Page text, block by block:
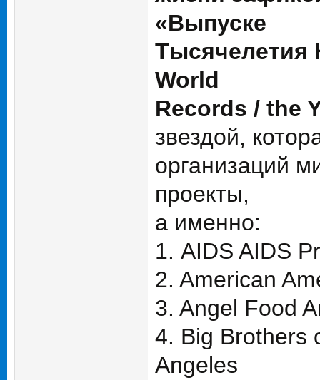
«Выпуске
Тысячелетия
World
Records / the
звездой,
организаций
проекты,
а именно:
1. AIDS AIDS
2. American
3. Angel Food
4. Big Brothers
Angeles